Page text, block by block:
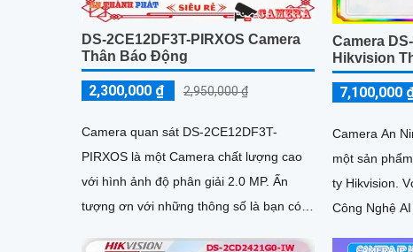
DS-2CE12DF3T-PIRXOS Camera
Thân Báo Động
2,300,000 ₫ 2,950,000 ₫
Camera quan sát DS-2CE12DF3T-
PIRXOS là một Camera chất lượng cao
với hình ảnh độ phân giải 2.0 MP. Ấn
tượng ơn với những thông số là bạn có
Camera
Hikvision
7,100,000
Camera An
một sản
ty Hikvision. Với chức năng ưu việt của
Công Nghệ